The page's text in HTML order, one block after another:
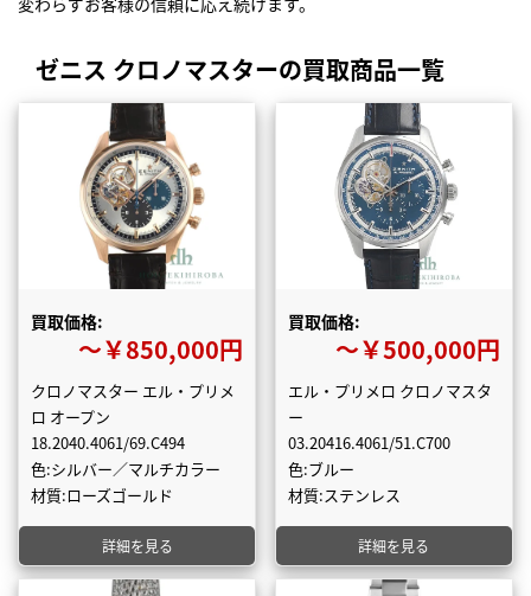
ゼニス クロノマスターの買取商品一覧
買取価格:
〜￥850,000円
クロノマスター エル・プリメ
ロ オープン
18.2040.4061/69.C494
色:シルバー／マルチカラー
材質:ローズゴールド
詳細を見る
買取価格:
〜￥500,000円
エル・プリメロ クロノマスタ
ー
03.20416.4061/51.C700
色:ブルー
材質:ステンレス
詳細を見る